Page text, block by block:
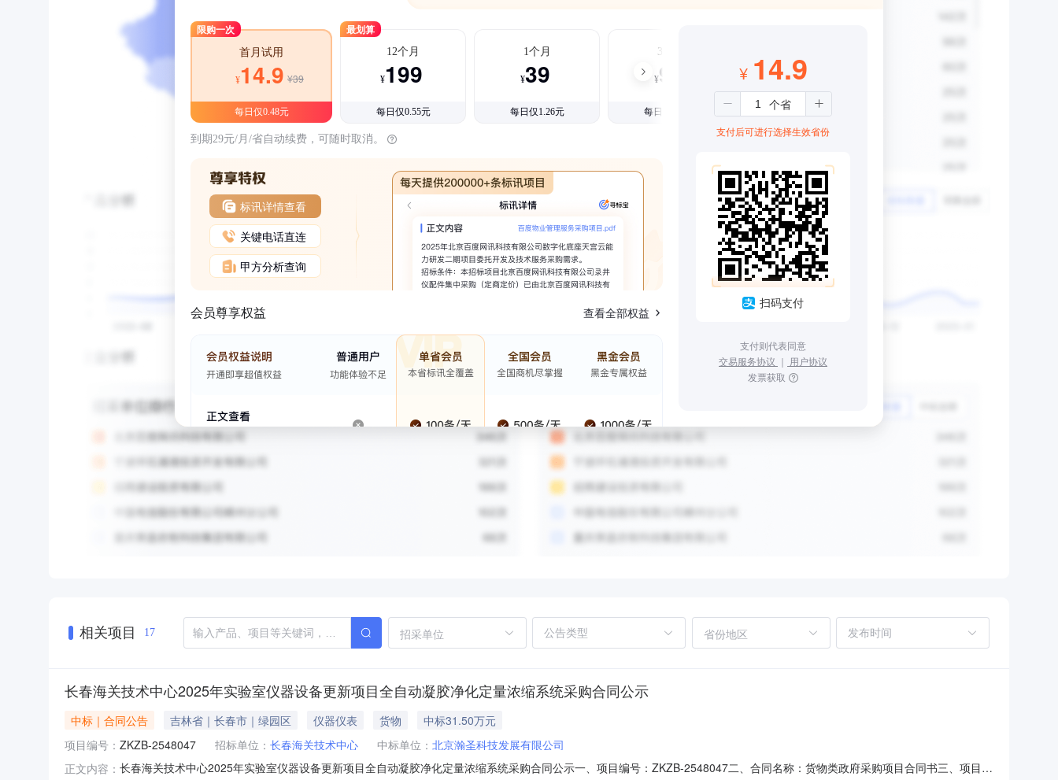
限购一次
首月试用
¥14.9 ¥39
每日仅0.48元
最划算
12个月
¥199
每日仅0.55元
1个月
¥39
每日仅1.26元
3个月
¥99
每日仅1.08元
到期29元/月/省自动续费，可随时取消。
标讯详情查看
关键电话直连
甲方分析查询
会员尊享权益 查看全部权益
¥ 14.9
支付后可进行选择生效省份
扫码支付
支付则代表同意
交易服务协议 ｜ 用户协议
发票获取
相关项目 17 招采单位 省份地区
长春海关技术中心2025年实验室仪器设备更新项目全自动凝胶净化定量浓缩系统采购合同公示
中标｜合同公告 吉林省｜长春市｜绿园区 仪器仪表 货物
中标31.50万元
项目编号： ZKZB-2548047 招标单位： 长春海关技术中心 中标单位： 北京瀚圣科技发展有限公司
正文内容： 长春海关技术中心2025年实验室仪器设备更新项目全自动凝胶净化定量浓缩系统采购合同公示一、项目编号：ZKZB-2548047二、合同名称：货物类政府采购项目合同书三、项目名